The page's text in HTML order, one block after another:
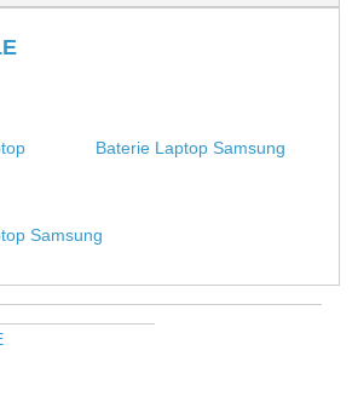
Baterie Laptop Samsung
Samsung